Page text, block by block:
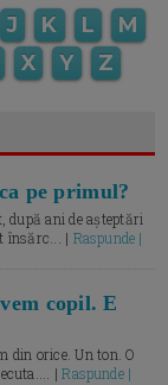
J K L
M
X Y Z
pe primul?
ani de așteptări
însărc... | Raspunde |
copil. E
din orice. Un ton. O
|Raspunde |